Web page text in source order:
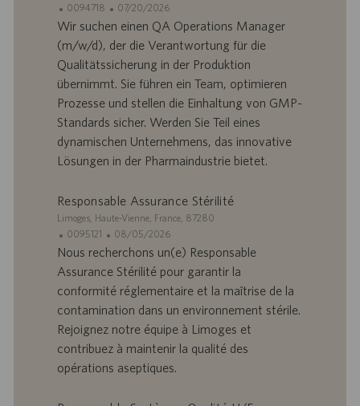
p
l
t
t
e
I
D
o
f
f
r
d
’
m
p
l
0094718
D
a
d
e
p
u
i
a
t
i
07/20/2026
Wir suchen einen QA Operations Manager
(m/w/d), der die Verantwortung für die
Qualitätssicherung in der Produktion
übernimmt. Sie führen ein Team, optimieren
Prozesse und stellen die Einhaltung von GMP-
Standards sicher. Werden Sie Teil eines
dynamischen Unternehmens, das innovative
Lösungen in der Pharmaindustrie bietet.
Responsable Assurance Stérilité
S
t
Limoges, Haute-Vienne, France, 87280
I
D
o
f
f
r
d
0095121
D
a
d
e
p
u
08/05/2026
Nous recherchons un(e) Responsable
Assurance Stérilité pour garantir la
conformité réglementaire et la maîtrise de la
contamination dans un environnement stérile.
Rejoignez notre équipe à Limoges et
contribuez à maintenir la qualité des
opérations aseptiques.